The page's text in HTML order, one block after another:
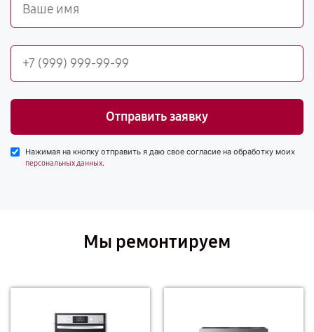
Отправить заявку
Нажимая на кнопку отправить я даю свое согласие на обработку моих
персональных данных.
Мы ремонтируем